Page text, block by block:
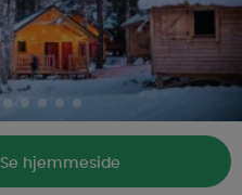
Se hjemmeside